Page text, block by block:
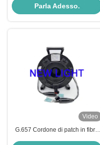
trasmissione dati ad alta velocità
Parla Adesso.
Video
G.657 Cordone di patch in fibra